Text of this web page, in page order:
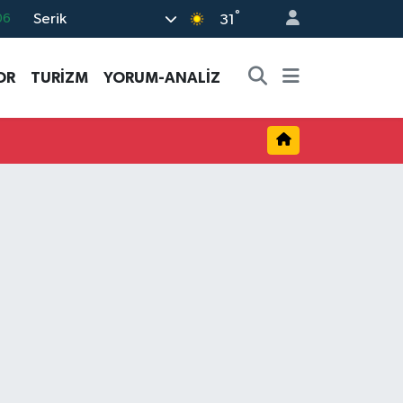
Serik 31 °
TURİZM YORUM-ANALİZ